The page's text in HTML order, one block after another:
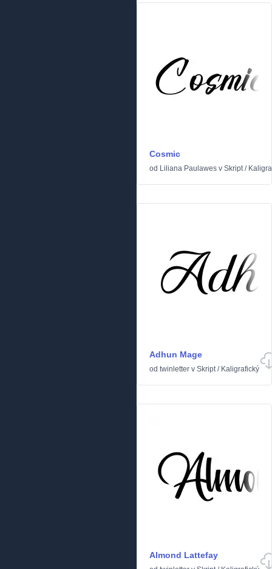
Cosmic
od Liliana Paulawes v Skript/
Adhun Mage
od twinletter v Skript/ Kaligrafický
Almond Lattefay